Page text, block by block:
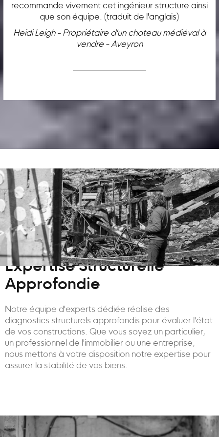
recommande vivement cet ingénieur structure ainsi
que son équipe. (traduit de l'anglais)
Heidi Leigh - Propriétaire d'un chateau médiéval à
vendre - Aveyron
Expertise Structurelle
Approfondie
Notre équipe d'experts dédiée réalise des
diagnostics structurels approfondis pour évaluer l'état
de vos constructions. Que vous soyez un particulier,
un professionnel de l'immobilier ou une entreprise,
nous mettons à votre disposition notre expertise pour
assurer la stabilité de vos biens.